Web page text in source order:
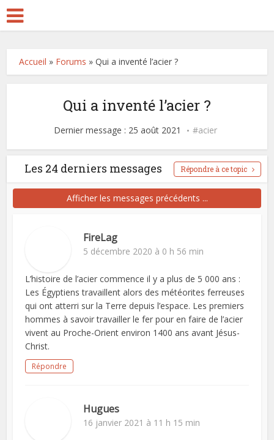
Accueil » Forums »Qui a inventé l’acier ?
Qui a inventé l’acier ?
Dernier message : 25 août 2021 acier
Les 24 derniers messages Répondre à ce topic
Afficher les messages précédents ...
FireLag
5 décembre 2020 à 0 h 56 min
L’histoire de l’acier commence il y a plus de 5 000 ans :
Les Égyptiens travaillent alors des météorites ferreuses
qui ont atterri sur la Terre depuis l’espace. Les premiers
hommes à savoir travailler le fer pour en faire de l’acier
vivent au Proche-Orient environ 1400 ans avant Jésus-
Christ.
Répondre
Hugues
16 janvier 2021 à 11 h 15 min